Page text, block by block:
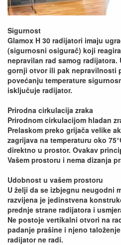
Sigurnost
Glamox H 30 radijatori imaju
(sigurnosni osigurač) koji
nepravilan rad samog radijatora.
gornji otvor ili pak nepravilnosti
povećanju temperature
isključuje radijator.
Prirodna cirkulacija zraka
Prirodnom cirkulacijom hladan
Prelaskom preko grijača velike
zagrijava na temperaturu oko
direktno u prostor. Ovakav
Vašem prostoru i nema dizanja
Udobnost u vašem prostoru
U želji da se izbjegnu neugodni
razvijena je jedinstvena
prednje strane radijatora i
Ne postoje vertikalni otvori na
padanje prašine i njeno
radijator ne radi.